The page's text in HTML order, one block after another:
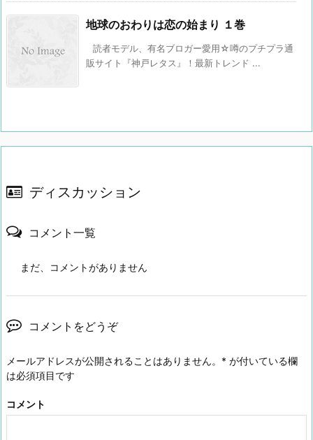
地球のおわりは恋の始まり １巻
読者モデル、有名ブロガー愛用☆噂のプチプラ通
販サイト『神戸レタス』！最新トレンド ...
ディスカッション
コメント一覧
まだ、コメントがありません
コメントをどうぞ
メールアドレスが公開されることはありません。 * が付いている欄
は必須項目です
コメント